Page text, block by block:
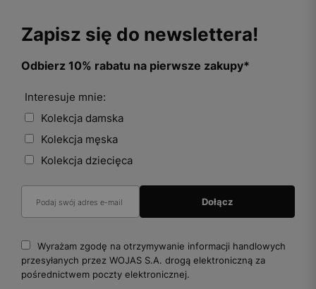
Zapisz się do newslettera!
Odbierz 10% rabatu na pierwsze zakupy*
Interesuje mnie:
Kolekcja damska
Kolekcja męska
Kolekcja dziecięca
Wyrażam zgodę na otrzymywanie informacji handlowych
przesyłanych przez WOJAS S.A. drogą elektroniczną za
pośrednictwem poczty elektronicznej.